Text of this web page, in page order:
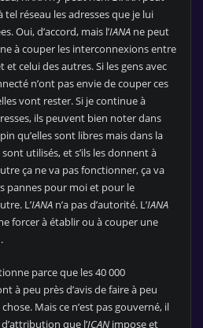
tel réseau les adresses que je lui
Oui, d’accord, mais l’IANA ne peut
à couper les interconnexions entre
et celui des autres. Si les gens avec
n’ont pas envie de couper ces
vont rester. Si je continue à
ils peuvent bien noter dans
qu’elles sont libres mais dans la
utilisés, et s’ils les donnent à
ça ne va pas fonctionner, ça va
pannes pour moi et pour le
L’IANA n’a pas d’autorité. L’IANA
forcer à établir ou à couper une
parce que les 40 000
à peu près d’avis de faire à peu
Mais ce n’est pas gouverné, il
que l’ICAN impose et